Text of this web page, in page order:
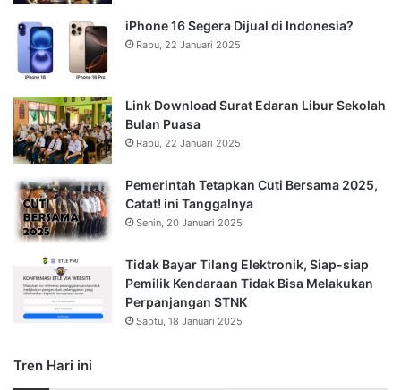
iPhone 16 Segera Dijual di Indonesia?
Rabu, 22 Januari 2025
Link Download Surat Edaran Libur Sekolah
Bulan Puasa
Rabu, 22 Januari 2025
Pemerintah Tetapkan Cuti Bersama 2025,
Catat! ini Tanggalnya
Senin, 20 Januari 2025
Tidak Bayar Tilang Elektronik, Siap-siap
Pemilik Kendaraan Tidak Bisa Melakukan
Perpanjangan STNK
Sabtu, 18 Januari 2025
Tren Hari ini